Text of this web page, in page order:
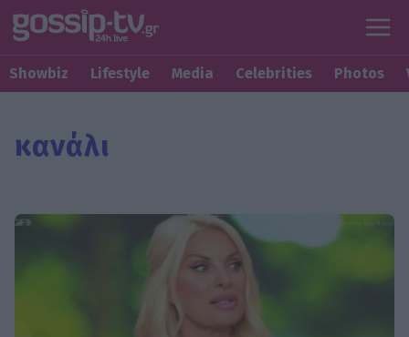
Showbiz Lifestyle Media Celebrities Photos
κανάλι